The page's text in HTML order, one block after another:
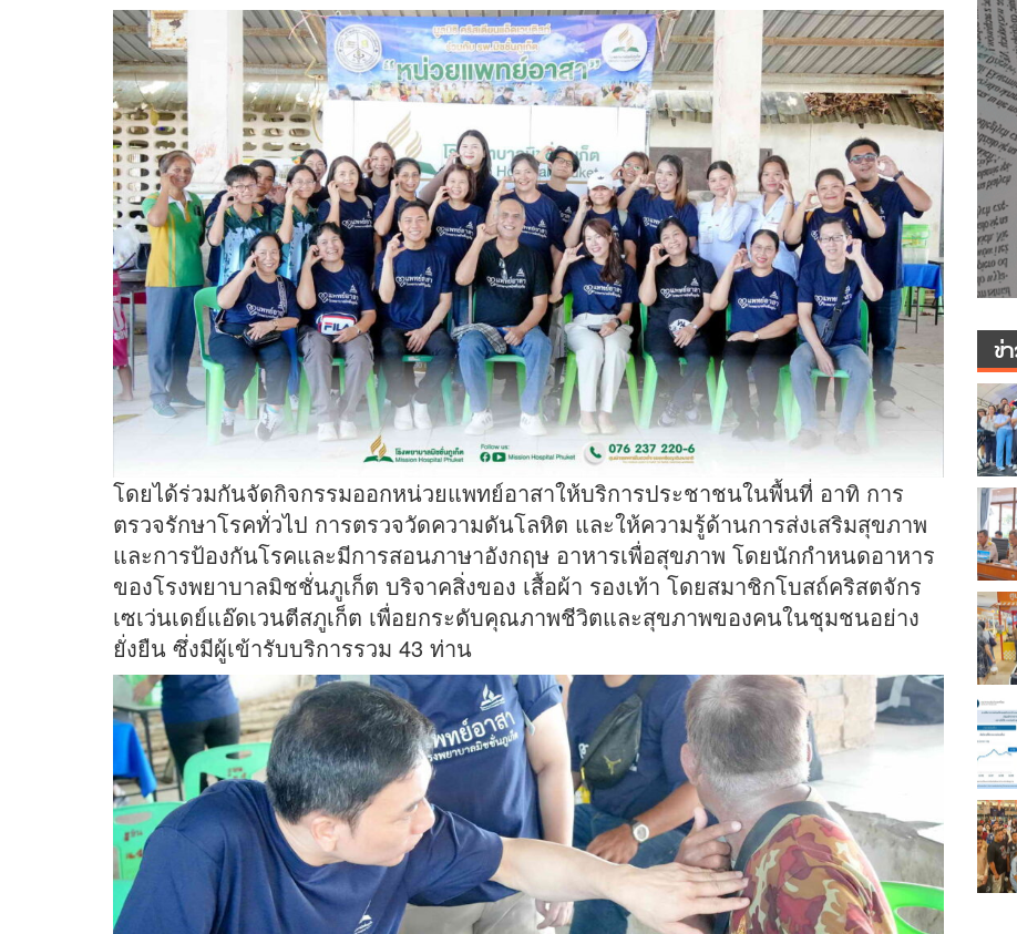
โดยได้ร่วมกันจัดกิจกรรมออกหน่วยแพทย์อาสาให้บริการประชาชนในพื้นที่ อาทิ การ
ตรวจรักษาโรคทั่วไป การตรวจวัดความดันโลหิต และให้ความรู้ด้านการส่งเสริมสุขภาพ
และการป้องกันโรคและมีการสอนภาษาอังกฤษ อาหารเพื่อสุขภาพ โดยนักกำหนดอาหาร
ของโรงพยาบาลมิชชั่นภูเก็ต บริจาคสิ่งของ เสื้อผ้า รองเท้า โดยสมาชิกโบสถ์คริสตจักร
เซเว่นเดย์แอ๊ดเวนตีสภูเก็ต เพื่อยกระดับคุณภาพชีวิตและสุขภาพของคนในชุมชนอย่าง
ยั่งยืน ซึ่งมีผู้เข้ารับบริการรวม 43 ท่าน
ข่